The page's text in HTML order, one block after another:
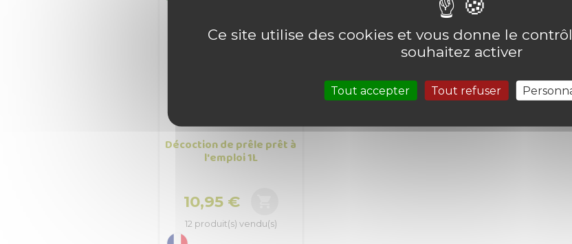
Décoction de prêle prêt à
l'emploi 1L
Prix
10,95 €
12 produit(s) vendu(s)
Ce site utilise des cookies et vous donne le
souhaitez activer
Tout accepter Tout refuser